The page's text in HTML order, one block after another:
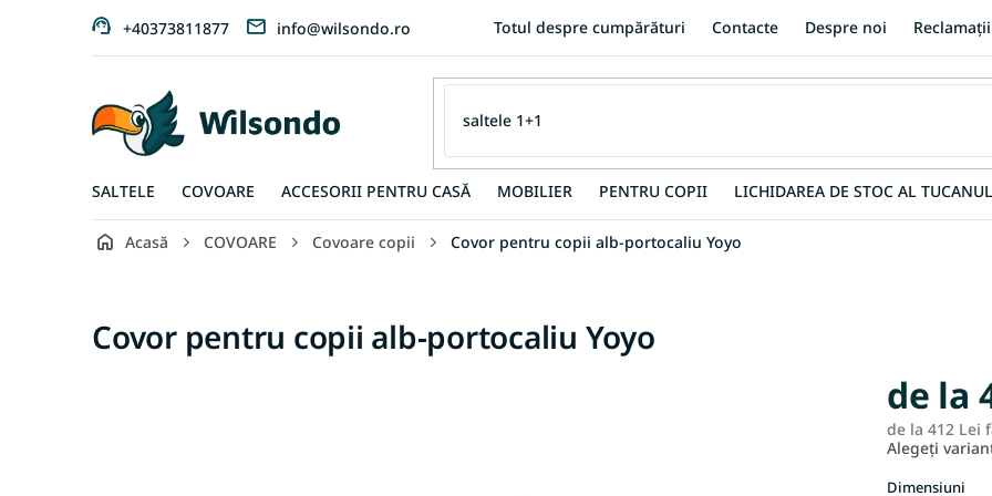
+40373811877 info@wilsondo.ro Totul despre cumpărături Contacte Despre noi
SALTELE COVOARE ACCESORII PENTRU CASĂ MOBILIER PENTRU COPII LICHIDAREA DE STOC AL
Acasă COVOARE Covoare copii Covor pentru copii alb-portocaliu Yoyo
Covor pentru copii alb-portocaliu Yoyo
de la
de la 412 Lei
Alegeţi
Dimensiuni